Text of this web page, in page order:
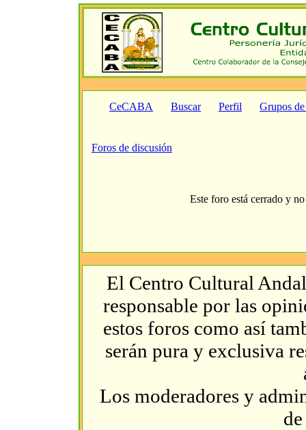
CeCABA Buscar Perfil Grupos
Foros de discusión
Este foro está cerrado y
El Centro Cultural
responsable por las
estos foros como así
serán pura y exclusiva
Los moderadores y